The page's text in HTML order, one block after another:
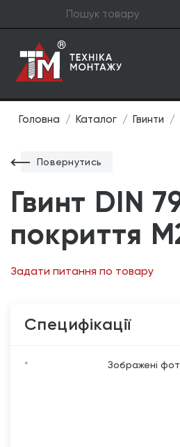
Головна Каталог Гвинти
Повернутись
Гвинт DIN
покриття
Задати питання по товару
Специфікації
* Зображені